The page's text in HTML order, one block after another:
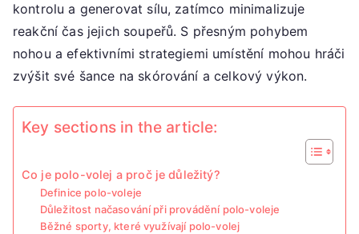
kontrolu a generovat sílu, zatímco minimalizuje
reakční čas jejich soupeřů. S přesným pohybem
nohou a efektivními strategiemi umístění mohou hráči
zvýšit své šance na skórování a celkový výkon.
Key sections in the article:
Co je polo-volej a proč je důležitý?
Definice polo-voleje
Důležitost načasování při provádění polo-voleje
Běžné sporty, které využívají polo-volej